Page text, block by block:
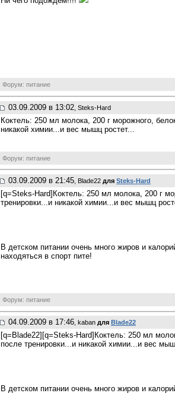
Форум: питание
03.09.2009 в 13:02 , Steks-Hard
Коктель: 250 мл молока, 200 г морожного,
никакой химии...и вес мышц ростет...
Форум: питание
03.09.2009 в 21:45 , Blade22 для Steks-Hard
[q=Steks-Hard]Коктель: 250 мл молока, 200 г
тренировки...и никакой химии...и вес мышц
В детском питании очень много жиров и
находяться в спорт пите!
Форум: питание
04.09.2009 в 17:46 , kaban для Blade22
[q=Blade22][q=Steks-Hard]Коктель: 250 мл
после тренировки...и никакой химии...и вес
В детском питании очень много жиров и